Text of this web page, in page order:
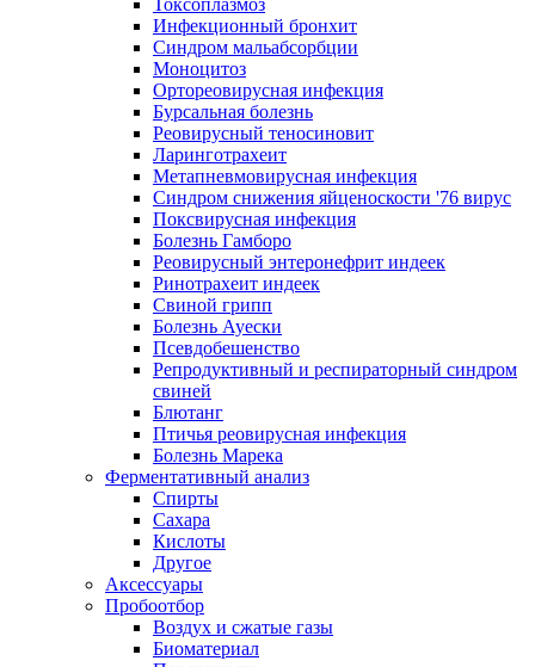
Токсоплазмоз
Инфекционный бронхит
Синдром мальабсорбции
Моноцитоз
Ортореовирусная инфекция
Бурсальная болезнь
Реовирусный теносиновит
Ларинготрахеит
Метапневмовирусная инфекция
Синдром снижения яйценоскости '76 вирус
Поксвирусная инфекция
Болезнь Гамборо
Реовирусный энтеронефрит индеек
Ринотрахеит индеек
Свиной грипп
Болезнь Ауески
Псевдобешенство
Репродуктивный и респираторный синдром
свиней
Блютанг
Птичья реовирусная инфекция
Болезнь Марека
Ферментативный анализ
Спирты
Сахара
Кислоты
Другое
Аксессуары
Пробоотбор
Воздух и сжатые газы
Биоматериал